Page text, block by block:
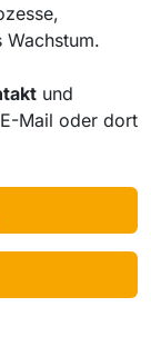
Wachstum.
und
Mail oder dort